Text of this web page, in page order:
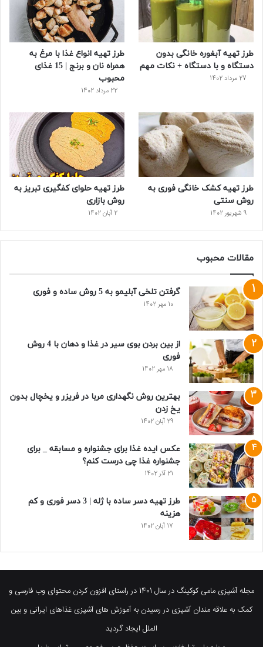
ک
ر
س
ت
ب
س
طرز تهیه آبغوره خانگی بدون
دستگاه و با دستگاه + نکات مهم
27 مرداد 1402
طرز تهیه انواع غذا با مرغ به
همراه نان و برنج | 15 غذای
محبوب
22 مرداد 1402
طرز تهیه کشک خانگی فوری به
روش سنتی
9 شهریور 1402
طرز تهیه حلوای کفگیری تبریز به
روش بازاری
2 آبان 1402
مقالات محبوب
گرفتن تلخی آبلیمو به 5 روش ساده و فوری
10 مهر 1402
از بین بردن بوی سیر در غذا و دهان با 4 روش
فوری
18 مهر 1402
بهترین روش نگهداری مربا در فریزر و یخچال بدون
یخ زدن
29 آبان 1402
عکس ایده غذا برای جشنواره و مسابقه _ برای
جشنواره غذا چی درست کنم؟
21 آذر 1402
طرز تهیه دسر ساده با ژله | 3 دسر فوری و کم
هزینه
17 آبان 1402
مجله آشپزی مامی کوکینگ در سال 1401 در راستای افزون کردن محتوای وب فارسی و
کمک به علاقه مندان آشپزی در رسیدن به آموزش های آشپزی غذاهای ایرانی و بین
الملل ایجاد گردید